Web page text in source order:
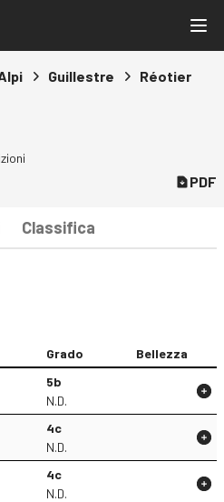
Guillestre Réotier
PDF
Classifica
Grado Bellezza
5b
N.D.
4c
N.D.
4c
N.D.